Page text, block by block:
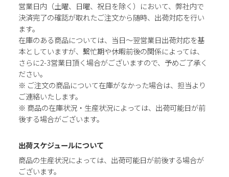
営業日内（土曜、日曜、祝日を除く）において、弊社内で
決済完了の確認が取れたご注文から随時、出荷対応を行い
ます。
在庫のある商品については、当日～翌営業日出荷対応を基
本としていますが、繫忙期や休暇前後の関係によっては、
さらに2-3営業日頂く場合がございますので、予めご了承く
ださい。
※ ご注文の商品について在庫がなかった場合は、担当より
ご連絡いたします。
※ 商品の在庫状況・生産状況によっては、出荷可能日が前
後する場合がございます。
出荷スケジュールについて
商品の生産状況によっては、出荷可能日が前後する場合が
ございます。